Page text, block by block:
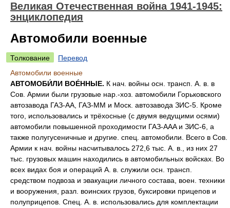
Великая Отечественная война 1941-1945:
энциклопедия
Автомобили военные
Толкование
Перевод
Автомобили военные
АВТОМОБИ́ЛИ ВОÉННЫЕ. К нач. войны осн. трансп. А. в. в
Сов. Армии были грузовые нар.-хоз. автомобили Горьковского
автозавода ГАЗ-АА, ГАЗ-MM и Моск. автозавода ЗИС-5. Кроме
того, использовались и трёхосные (с двумя ведущими осями)
автомобили повышенной проходимости ГАЗ-AAA и ЗИС-6, а
также полугусеничные и другие. спец. автомобили. Всего в Сов.
Армии к нач. войны насчитывалось 272,6 тыс. А. в., из них 27
тыс. грузовых машин находились в автомобильных войсках. Во
всех видах боя и операций А. в. служили осн. трансп.
средством подвоза и эвакуации личного состава, воен. техники
и вооружения, разл. воинских грузов, буксировки прицепов и
полуприцепов. Спец. А. в. использовались для комплектации